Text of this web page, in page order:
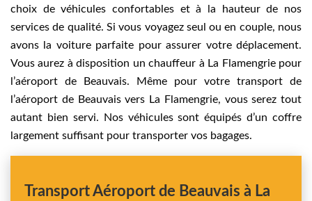
choix de véhicules confortables et à la hauteur de nos
services de qualité. Si vous voyagez seul ou en couple, nous
avons la voiture parfaite pour assurer votre déplacement.
Vous aurez à disposition un chauffeur à La Flamengrie pour
l’aéroport de Beauvais. Même pour votre transport de
l’aéroport de Beauvais vers La Flamengrie, vous serez tout
autant bien servi. Nos véhicules sont équipés d’un coffre
largement suffisant pour transporter vos bagages.
Transport Aéroport de Beauvais à La